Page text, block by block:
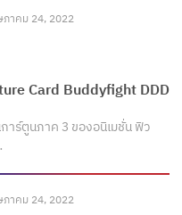
าคม 24, 2022
Card Buddyfight DDD
าร์ตูนภาค 3 ของอนิเมชั่น ฟิว
าคม 24, 2022